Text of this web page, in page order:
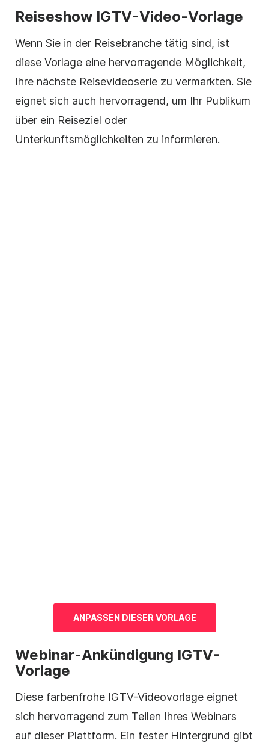
Reiseshow IGTV-Video-Vorlage
Wenn Sie in der Reisebranche tätig sind, ist
diese Vorlage eine hervorragende Möglichkeit,
Ihre nächste Reisevideoserie zu vermarkten. Sie
eignet sich auch hervorragend, um Ihr Publikum
über ein Reiseziel oder
Unterkunftsmöglichkeiten zu informieren.
ANPASSEN DIESERVORLAGE
Webinar-Ankündigung IGTV-
Vorlage
Diese farbenfrohe IGTV-Videovorlage eignet
sich hervorragend zum Teilen Ihres Webinars
auf dieser Plattform. Ein fester Hintergrund gibt